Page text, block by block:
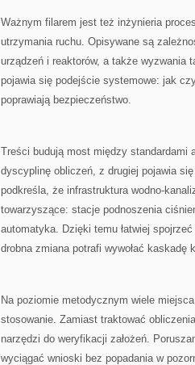
Ważnym filarem jest też inżynieria
utrzymania ruchu. Opisywane są
urządzeń i reaktorów, a także wyzwania
pojawia się podejście systemowe: jak
poprawiają bezpieczeństwo.
Treści budują most między standardami
dyscyplinę obliczeń, z drugiej pojawia
podkreśla, że infrastruktura wodno-
towarzyszące: stacje podnoszenia
automatyka. Dzięki temu łatwiej
drobna zmiana potrafi wywołać kaskadę
Na poziomie metodycznym wiele
stosowanie. Zamiast traktować
narzędzi do weryfikacji założeń.
wyciągać wnioski bez popadania w